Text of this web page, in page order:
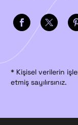
* Kişisel verilerin
etmiş sayılırsınız.